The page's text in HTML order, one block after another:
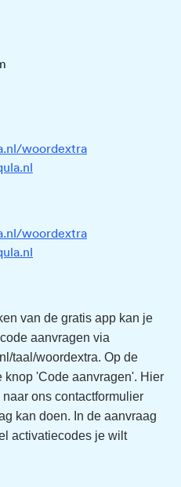
woordextra
woordextra
van de gratis app kan je
aanvragen via
taal/woordextra. Op de
knop 'Code aanvragen'. Hier
ons contactformulier
kan doen. In de aanvraag
activatiecodes je wilt